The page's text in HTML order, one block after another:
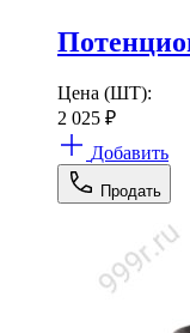
Цена (ШТ):
2 025 ₽
Добавить
Продать